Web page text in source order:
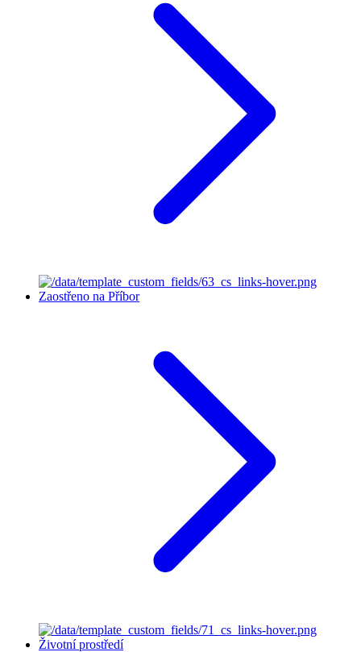
Zaostřeno na Příbor
Životní prostředí